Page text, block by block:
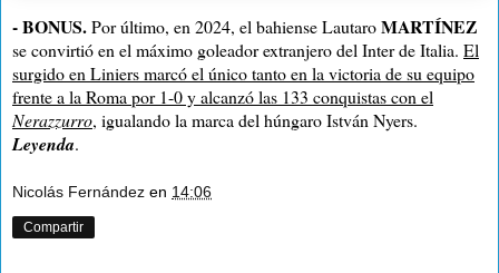
- BONUS.Por último, en 2024, el bahiense LautaroMARTÍNEZ
se convirtió en el máximo goleador extranjero del Inter de Italia. El
surgido en Liniers marcó el único tanto en la victoria de su equipo
frente a la Roma por 1-0 y alcanzó las 133 conquistas con el
Nerazzurro, igualando la marca del húngaro István Nyers.
Leyenda.
Nicolás Fernández en 14:06
Compartir